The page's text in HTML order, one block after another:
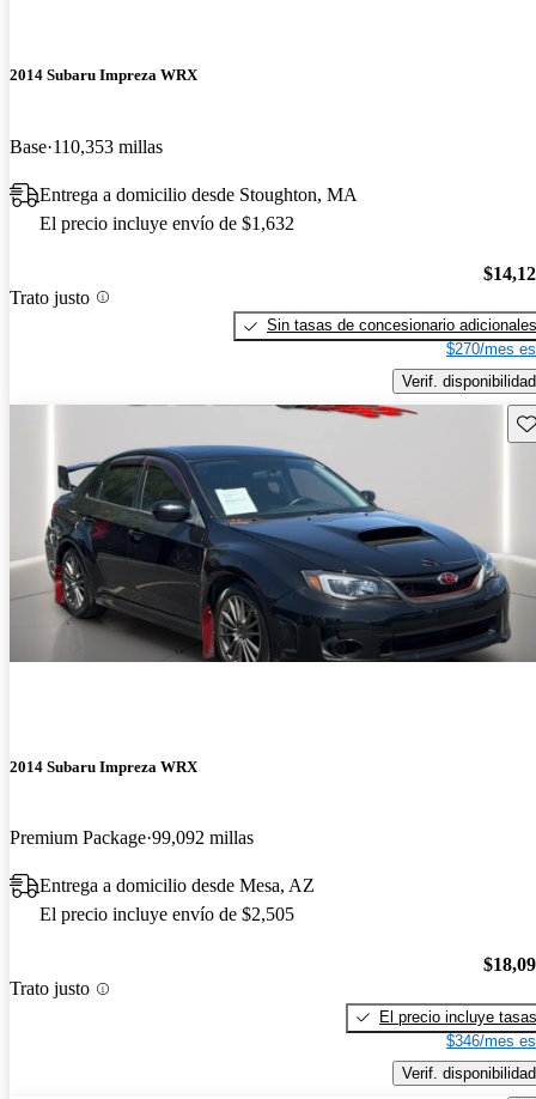
2014 Subaru Impreza WRX
Base 110,353 millas
Entrega a domicilio desde Stoughton, MA
El precio incluye envío de $1,632
Trato justo
Sin tasas de concesionario adicionales
$270/mes
Verif. disponibilidad
2014 Subaru Impreza WRX
Premium Package 99,092 millas
Entrega a domicilio desde Mesa, AZ
El precio incluye envío de $2,505
Trato justo
El precio incluye tasas
$346/mes
Verif. disponibilidad